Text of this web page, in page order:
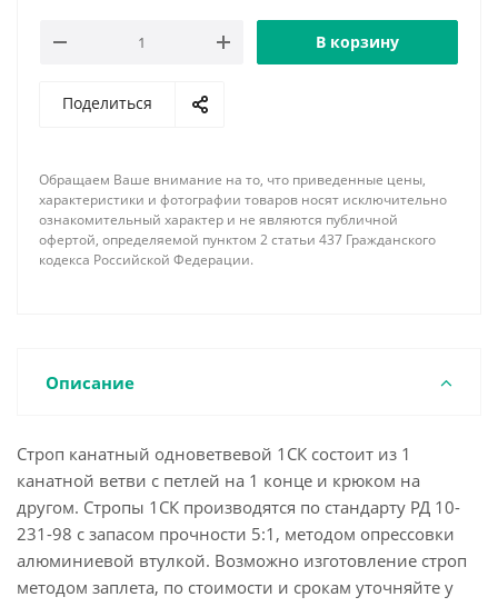
В корзину
Поделиться
Обращаем Ваше внимание на то, что приведенные цены,
характеристики и фотографии товаров носят исключительно
ознакомительный характер и не являются публичной
офертой, определяемой пунктом 2 статьи 437 Гражданского
кодекса Российской Федерации.
Описание
Строп канатный одноветвевой 1СК состоит из 1
канатной ветви с петлей на 1 конце и крюком на
другом. Стропы 1СК производятся по стандарту РД 10-
231-98 с запасом прочности 5:1, методом опрессовки
алюминиевой втулкой. Возможно изготовление строп
методом заплета, по стоимости и срокам уточняйте у